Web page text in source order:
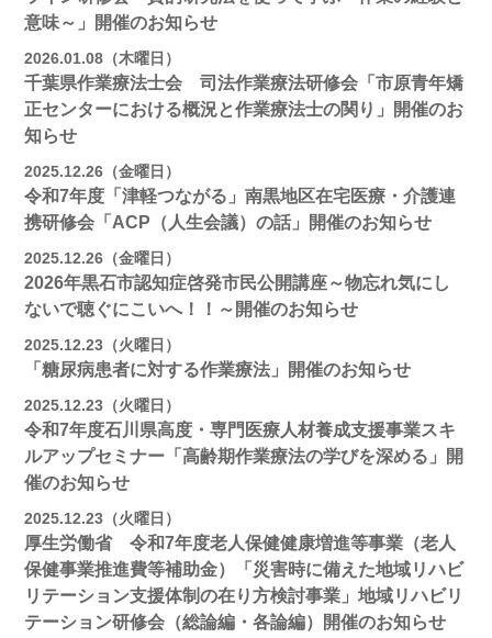
意味～」開催のお知らせ
2026.01.08（木曜日）
千葉県作業療法士会 司法作業療法研修会「市原青年矯
正センターにおける概況と作業療法士の関り」開催のお
知らせ
2025.12.26（金曜日）
令和7年度「津軽つながる」南黒地区在宅医療・介護連
携研修会「ACP（人生会議）の話」開催のお知らせ
2025.12.26（金曜日）
2026年黒石市認知症啓発市民公開講座～物忘れ気にし
ないで聴ぐにこいへ！！～開催のお知らせ
2025.12.23（火曜日）
「糖尿病患者に対する作業療法」開催のお知らせ
2025.12.23（火曜日）
令和7年度石川県高度・専門医療人材養成支援事業スキ
ルアップセミナー「高齢期作業療法の学びを深める」開
催のお知らせ
2025.12.23（火曜日）
厚生労働省 令和7年度老人保健健康増進等事業（老人
保健事業推進費等補助金）「災害時に備えた地域リハビ
リテーション支援体制の在り方検討事業」地域リハビリ
テーション研修会（総論編・各論編）開催のお知らせ